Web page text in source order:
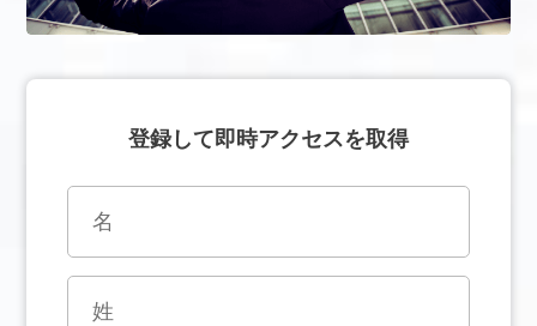
登録して即時アクセスを取得